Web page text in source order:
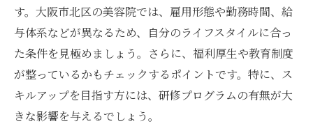
す。大阪市北区の美容院では、雇用形態や勤務時間、給
与体系などが異なるため、自分のライフスタイルに合っ
た条件を見極めましょう。さらに、福利厚生や教育制度
が整っているかもチェックするポイントです。特に、ス
キルアップを目指す方には、研修プログラムの有無が大
きな影響を与えるでしょう。